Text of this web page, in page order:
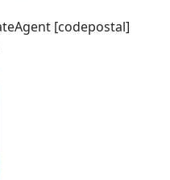
[codepostal]